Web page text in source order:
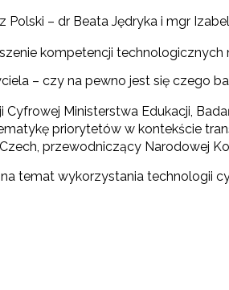
Polski – dr Beata Jędryka i mgr
kompetencji
– czy na pewno jest się czego
Ministerstwa Edukacji,
priorytetów w kontekście
przewodniczący Narodowej
temat wykorzystania technologii